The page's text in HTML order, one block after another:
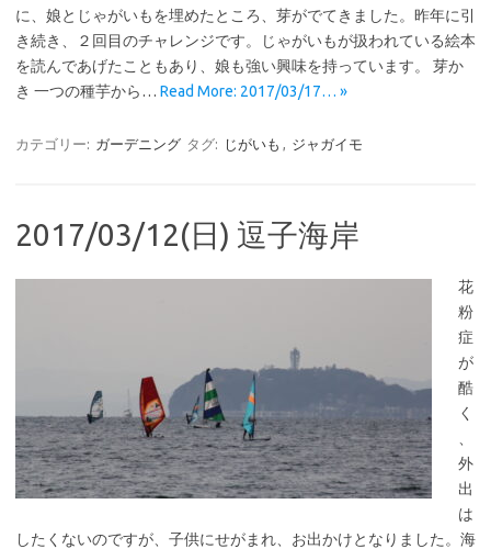
に、娘とじゃがいもを埋めたところ、芽がでてきました。昨年に引
き続き、２回目のチャレンジです。じゃがいもが扱われている絵本
を読んであげたこともあり、娘も強い興味を持っています。 芽か
き 一つの種芋から… Read More: 2017/03/17… »
カテゴリー: ガーデニング タグ: じがいも , ジャガイモ
2017/03/12(日) 逗子海岸
花
粉
症
が
酷
く
外
出
は
したくないのですが、子供にせがまれ、お出かけとなりました。海